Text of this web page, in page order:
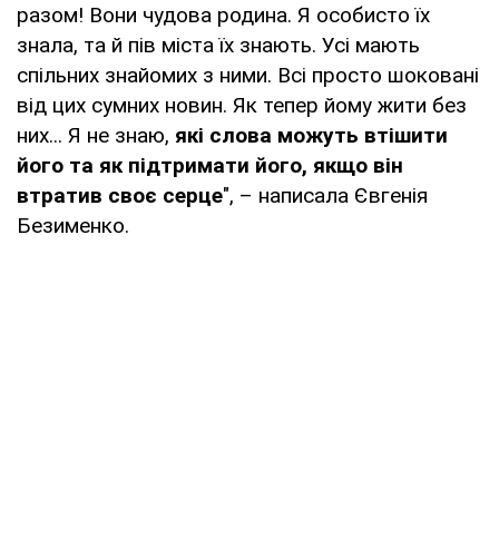
разом! Вони чудова родина. Я особисто їх
знала, та й пів міста їх знають. Усі мають
спільних знайомих з ними. Всі просто шоковані
від цих сумних новин. Як тепер йому жити без
них... Я не знаю, які слова можуть втішити
його та як підтримати його, якщо він
втратив своє серце", – написала Євгенія
Безименко.